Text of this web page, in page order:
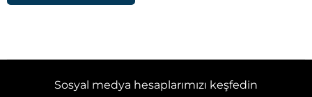
Sosyal medya hesaplarımızı keşfedin